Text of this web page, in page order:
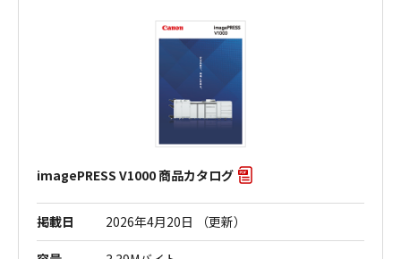
imagePRESS V1000 商品カタログ
掲載日 2026年4月20日 （更新）